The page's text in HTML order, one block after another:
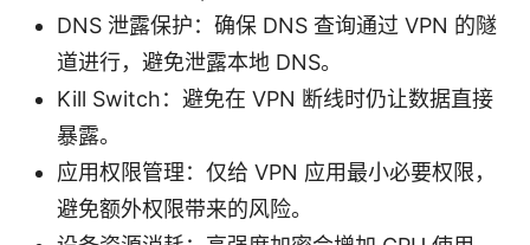
DNS 泄露保护：确保 DNS 查询通过 VPN 的隧
道进行，避免泄露本地 DNS。
Kill Switch：避免在 VPN 断线时仍让数据直接
暴露。
应用权限管理：仅给 VPN 应用最小必要权限，
避免额外权限带来的风险。